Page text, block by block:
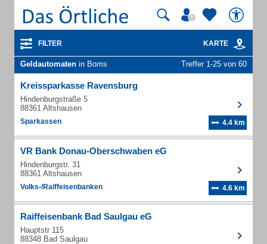
FILTER KARTE
Geldautomaten in Boms Treffer 1-25 von 60
Kreissparkasse Ravensburg
Hindenburgstraße 5
88361 Altshausen
Sparkassen 4.4 km
VR Bank Donau-Oberschwaben eG
Hindenburgstr. 31
88361 Altshausen
Volks-/Raiffeisenbanken 4.6 km
Raiffeisenbank Bad Saulgau eG
Hauptstr 115
88348 Bad Saulgau